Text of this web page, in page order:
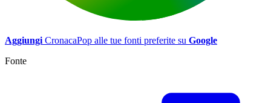
Aggiungi CronacaPop alle tue fonti preferite su Google
Fonte